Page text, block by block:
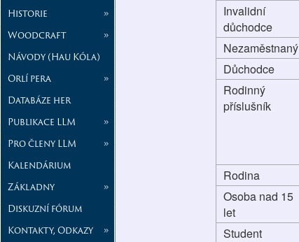
Historie
»
Woodcraft
»
Návody (Hau Kóla)
Orlí pera
»
Databáze her
Publikace LLM
»
Pro členy LLM
»
Kalendárium
Základny
»
Diskuzní fórum
Kontakty, Odkazy
»
Invalidní
důchodce
Nezaměstnaný
Důchodce
Rodinný
příslušník
Rodina
Osoba nad 15
let
Student